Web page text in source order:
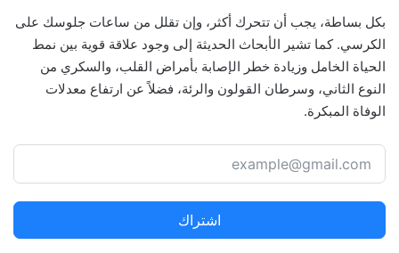
بكل بساطة، يجب أن تتحرك أكثر، وإن تقلل من ساعات جلوسك على
الكرسي. كما تشير الأبحاث الحديثة إلى وجود علاقة قوية بين نمط
الحياة الخامل وزيادة خطر الإصابة بأمراض القلب، والسكري من
النوع الثاني، وسرطان القولون والرئة، فضلاً عن ارتفاع معدلات
الوفاة المبكرة.
اشتراك